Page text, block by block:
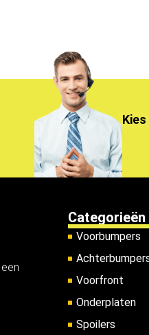
Categorieën
Voorbumpers
Voorfront
Onderplaten
Spoilers